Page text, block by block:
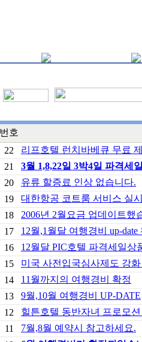
번호
22
리프호텔 런치바베큐 무료
21
3월 1,8,22일 3박4일 파격세
20
유류 할증료 인상 없습니다.
19
대한항공 코트룸 서비스 실
18
2006년 2월요금 업데이트했
17
12월,1월달 여행경비 up-date
16
12월달 PIC호텔 파격세일상
15
미국 사전입국심사제도 강
14
11월까지의 여행경비 확정
13
9월,10월 여행경비 UP-DATE
12
힐튼호텔 동반자녀 프로모
11
7월,8월 예약시 참고하세요.